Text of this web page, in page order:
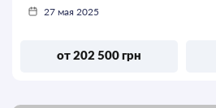
27 мая 2025
от 202 500 грн